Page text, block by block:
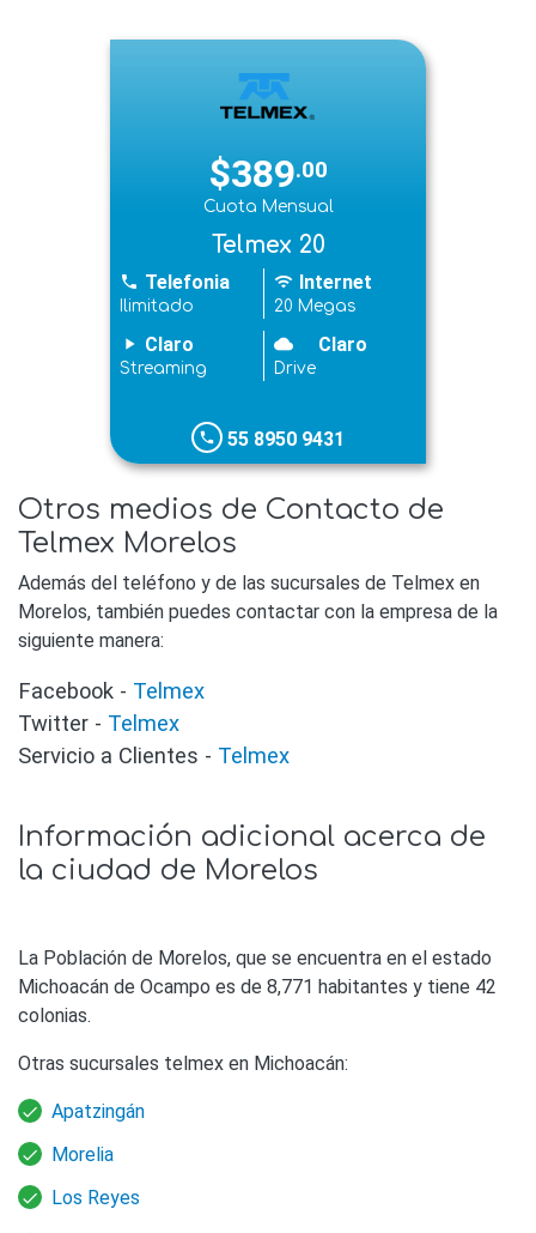
$389.00
Cuota Mensual
Telmex 20
phone Telefonia
Ilimitado
wifi Internet
20 Megas
play_arrow Claro
Streaming
cloudy Claro
Drive
phone 55 8950 9431
Otros medios de Contacto de
Telmex Morelos
Además del teléfono y de las sucursales de Telmex en
Morelos, también puedes contactar con la empresa de la
siguiente manera:
Facebook - Telmex
Twitter - Telmex
Servicio a Clientes - Telmex
Información adicional acerca de
la ciudad de Morelos
La Población de Morelos, que se encuentra en el estado
Michoacán de Ocampo es de 8,771 habitantes y tiene 42
colonias.
Otras sucursales telmex en Michoacán:
Apatzingán
Morelia
Los Reyes